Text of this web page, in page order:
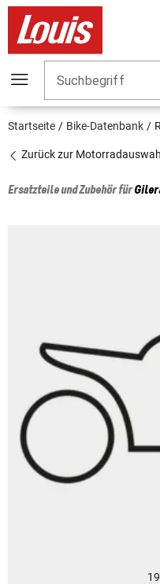
Suchbegriff
Startseite Bike-Datenbank
Zurück zur Motorradauswahl
Ersatzteile und Zubehör für